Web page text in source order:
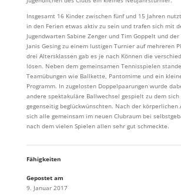
Insgesamt 16 Kinder zwischen fünf und 15 Jahren
in den Ferien etwas aktiv zu sein und trafen sich mit
Jugendwarten Sabine Zenger und Tim Goppelt und
Janis Gesing zu einem lustigen Turnier auf mehreren
drei Altersklassen gab es je nach Können die
lösen. Neben dem gemeinsamen Tennisspielen
Teamübungen wie Ballkette, Pantomime und ein
Programm. In zugelosten Doppelpaarungen wurde
andere spektakuläre Ballwechsel gespielt zu dem
gegenseitig beglückwünschten. Nach der
sich alle gemeinsam im neuen Clubraum bei
nach dem vielen Spielen allen sehr gut schmeckte.
Fähigkeiten
Gepostet am
9. Januar 2017